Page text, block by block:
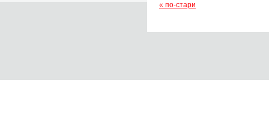
« по-стари